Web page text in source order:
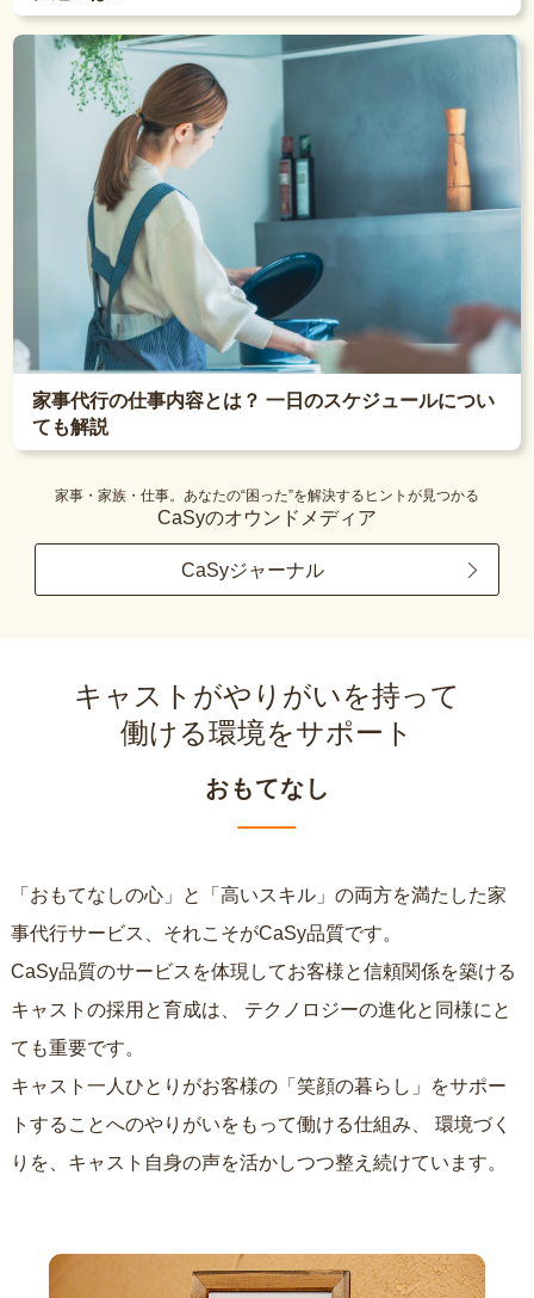
家事代行の仕事内容とは？ 一日のスケジュールについ
ても解説
家事・家族・仕事。あなたの“困った”を解決するヒントが見つかる
CaSyのオウンドメディア
CaSyジャーナル
キャストがやりがいを持って
働ける環境をサポート
おもてなし
「おもてなしの心」と「高いスキル」の両方を満たした家
事代行サービス、それこそがCaSy品質です。
CaSy品質のサービスを体現してお客様と信頼関係を築ける
キャストの採用と育成は、
ても重要です。
キャスト一人ひとりがお客様の「笑顔の暮らし」をサポー
トすることへのやりがいをもって働ける仕組み、
りを、キャスト自身の声を活かしつつ整え続けています。